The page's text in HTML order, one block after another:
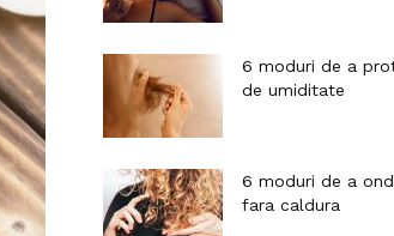
6 moduri de a
de umiditate
6 moduri de a
fara caldura